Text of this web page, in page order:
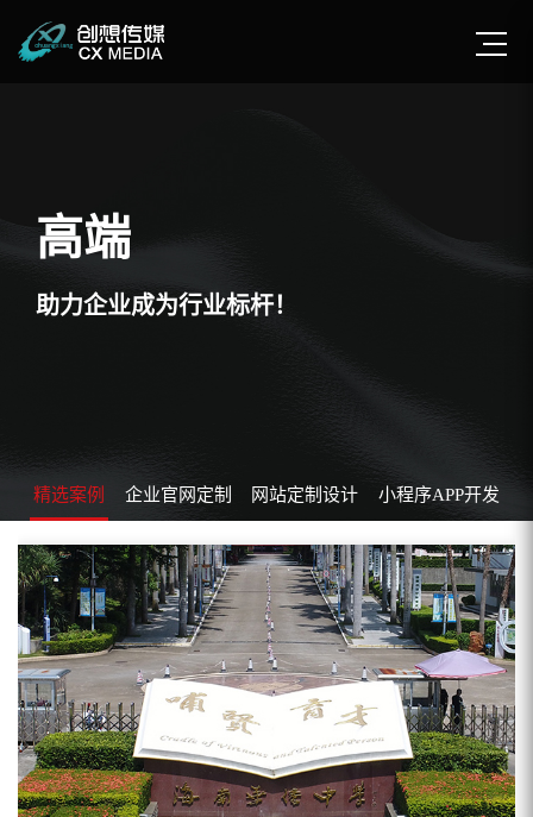
高端
助力企业成为行业标杆！
精选案例 企业官网定制 网站定制设计 小程序APP开发